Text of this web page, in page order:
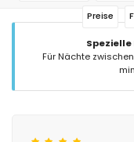
Preise
Für Nächte